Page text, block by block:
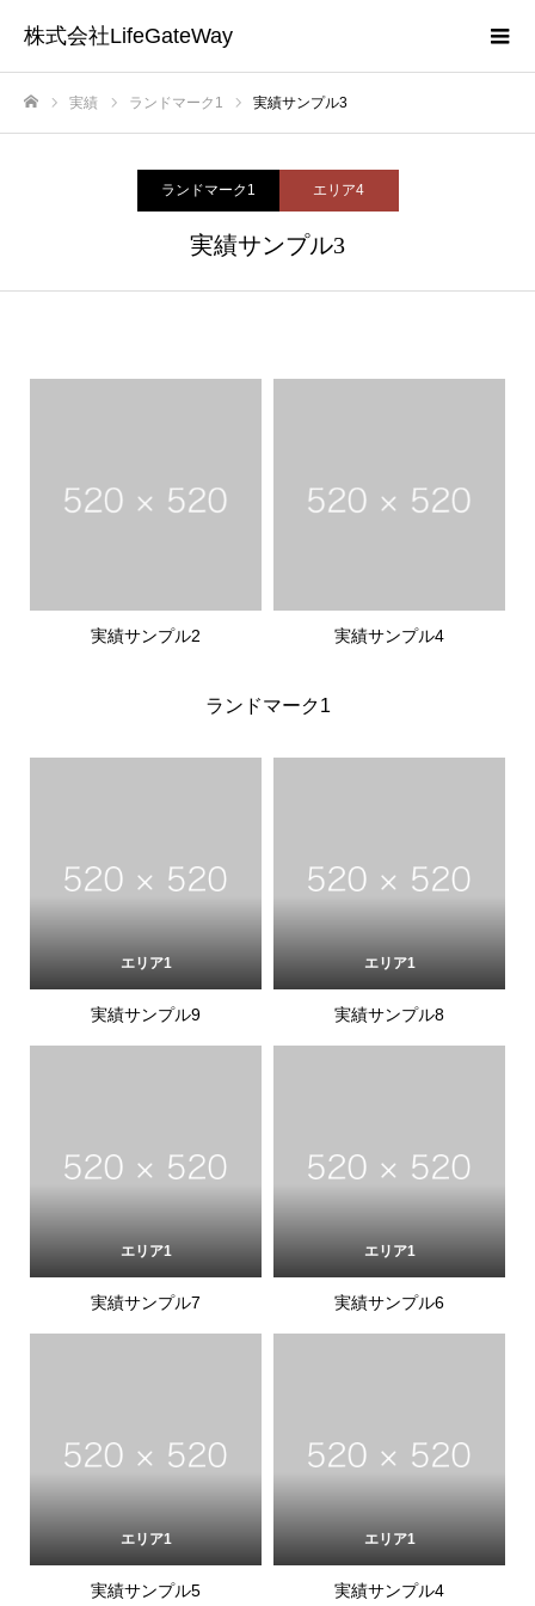
株式会社LifeGateWay
実績 ランドマーク1 実績サンプル3
ランドマーク1 エリア4
実績サンプル3
実績サンプル2 実績サンプル4
ランドマーク1
エリア1
実績サンプル9
エリア1
実績サンプル8
エリア1
実績サンプル7
エリア1
実績サンプル6
エリア1
実績サンプル5
エリア1
実績サンプル4